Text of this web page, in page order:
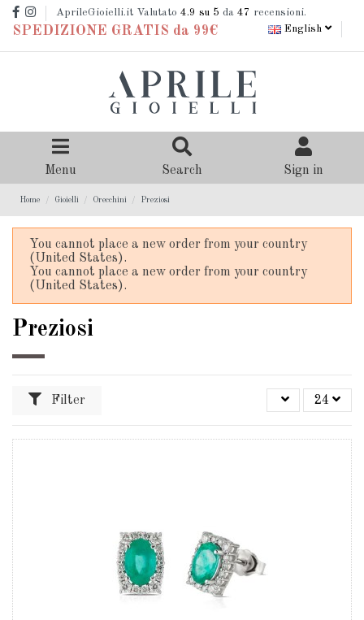
AprileGioielli.it Valutato 4.9 su 5 da 47 recensioni.
SPEDIZIONE GRATIS da 99€ English
Menu Search Sign in
Home Gioielli Orecchini Preziosi
You cannot place a new order from your country
(United States).
You cannot place a new order from your country
(United States).
Preziosi
Filter 24